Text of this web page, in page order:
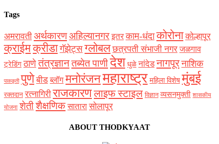
Tags
अमरावती अर्थकारणअहिल्यानगर इतर काम-धंदाकोरोना कोल्हापूर
क्राईमक्रीडागॅझेट्सग्लोबल छत्रपती संभाजी नगर जळगाव
ट्रेडिंग ठाणेतंत्रज्ञानतब्येत पाणीदेश धुळे नांदेड नागपूरनाशिक
पाककृती पुणे बीड ब्लॉग मनोरंजनमहाराष्ट्र महिला विशेष मुंबई
रक्‍तदान रत्नागिरी राजकारणलाइफ स्टाइल विज्ञान व्यसनमुक्ती शासकीय
योजना शेतीशैक्षणिक सातारा सोलापूर
ABOUT THODKYAAT